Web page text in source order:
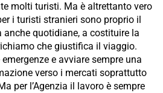
molti turisti. Ma è altrettanto vero
i turisti stranieri sono proprio il
quotidiane, a costituire la
che giustifica il viaggio.
e avviare sempre una
verso i mercati soprattutto
per l’Agenzia il lavoro è sempre